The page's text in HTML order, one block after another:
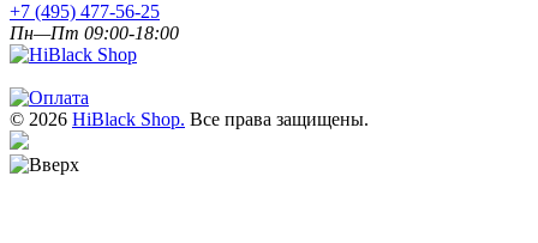
+7 (495) 477-56-25
Пн—Пт 09:00-18:00
© 2026 HiBlack Shop. Все права защищены.